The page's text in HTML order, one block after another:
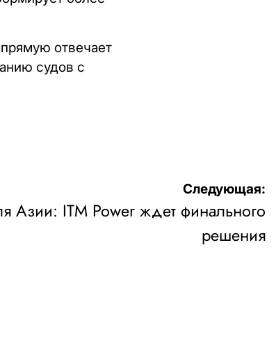
отвечает
судов с
Следующая:
Азии: ITM Power ждет финального
решения